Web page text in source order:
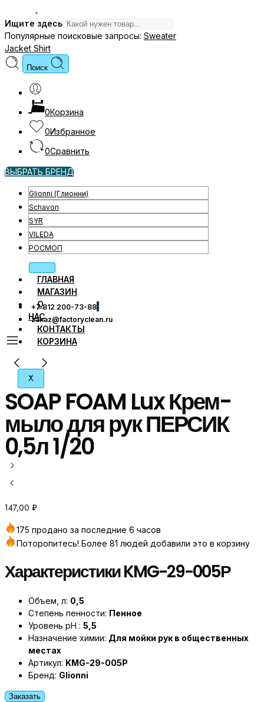
Ищите здесь
Популярные поисковые запросы: Sweater
Jacket Shirt
Поиск
0Корзина
0Избранное
0Сравнить
ВЫБРАТЬ БРЕНД
Glionni (Глионни)
Schavon
SYR
VILEDA
РОСМОП
ГЛАВНАЯ
МАГАЗИН
О
НАС
КОНТАКТЫ
КОРЗИНА
X
+7 812 200-73-88
zakaz@factoryclean.ru
SOAP FOAM Lux Крем-
мыло для рук ПЕРСИК
0,5л 1/20
147,00 ₽
175 продано за последние 6 часов
Поторопитесь! Более 81 людей добавили это в корзину
Характеристики KMG-29-005Р
Объем, л: 0,5
Степень пенности: Пенное
Уровень pH : 5,5
Назначение химии: Для мойки рук в общественных
местах
Артикул: KMG-29-005Р
Бренд: Glionni
Заказать